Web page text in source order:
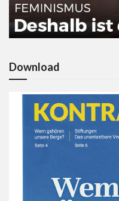
Download